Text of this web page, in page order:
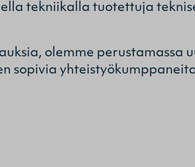
tekniikalla tuotettuja
olemme perustamassa
sopivia